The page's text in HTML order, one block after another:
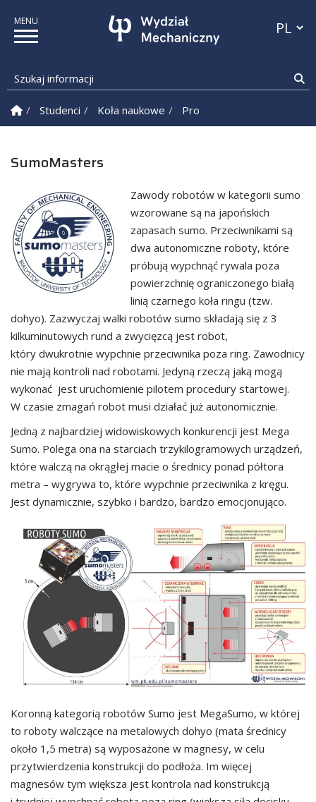
Szukaj informacji
Strona Główna
Studenci Koła naukowe Projekty studenckie
SumoMasters
Zawody robotów w kategorii sumo
wzorowane są na japońskich
zapasach sumo. Przeciwnikami są
dwa autonomiczne roboty, które
próbują wypchnąć rywala poza
powierzchnię ograniczonego białą
linią czarnego koła ringu (tzw.
dohyo). Zazwyczaj walki robotów sumo składają się z 3
kilkuminutowych rund a zwycięzcą jest robot,
który dwukrotnie wypchnie przeciwnika poza ring. Zawodnicy
nie mają kontroli nad robotami. Jedyną rzeczą jaką mogą
wykonać jest uruchomienie pilotem procedury startowej.
W czasie zmagań robot musi działać już autonomicznie.
Jedną z najbardziej widowiskowych konkurencji jest Mega
Sumo. Polega ona na starciach trzykilogramowych urządzeń,
które walczą na okrągłej macie o średnicy ponad półtora
metra – wygrywa to, które wypchnie przeciwnika z kręgu.
Jest dynamicznie, szybko i bardzo, bardzo emocjonująco.
Koronną kategorią robotów Sumo jest MegaSumo, w której
to roboty walczące na metalowych dohyo (mata średnicy
około 1,5 metra) są wyposażone w magnesy, w celu
przytwierdzenia konstrukcji do podłoża. Im więcej
magnesów tym większa jest kontrola nad konstrukcją